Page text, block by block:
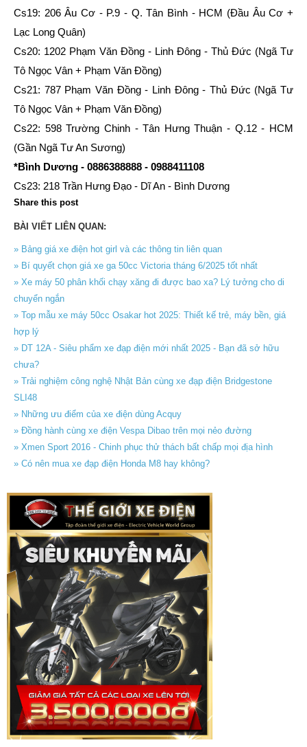
Cs19: 206 Âu Cơ - P.9 - Q. Tân Bình - HCM (Đầu Âu Cơ +
Lạc Long Quân)
Cs20: 1202 Phạm Văn Đồng - Linh Đông - Thủ Đức (Ngã Tư
Tô Ngọc Vân + Phạm Văn Đồng)
Cs21: 787 Phạm Văn Đồng - Linh Đông - Thủ Đức (Ngã Tư
Tô Ngọc Vân + Phạm Văn Đồng)
Cs22: 598 Trường Chinh - Tân Hưng Thuận - Q.12 - HCM
(Gần Ngã Tư An Sương)
*Bình Dương - 0886388888 - 0988411108
Cs23: 218 Trần Hưng Đạo - Dĩ An - Bình Dương
Share this post
BÀI VIẾT LIÊN QUAN:
» Bảng giá xe điện hot girl và các thông tin liên quan
» Bí quyết chọn giá xe ga 50cc Victoria tháng 6/2025 tốt nhất
» Xe máy 50 phân khối chạy xăng đi được bao xa? Lý tưởng cho di
chuyển ngắn
» Top mẫu xe máy 50cc Osakar hot 2025: Thiết kế trẻ, máy bền, giá
hợp lý
» DT 12A - Siêu phẩm xe đạp điện mới nhất 2025 - Bạn đã sở hữu
chưa?
» Trải nghiệm công nghệ Nhật Bản cùng xe đạp điện Bridgestone
SLI48
» Những ưu điểm của xe điện dùng Acquy
» Đồng hành cùng xe điện Vespa Dibao trên mọi nẻo đường
» Xmen Sport 2016 - Chinh phục thử thách bất chấp mọi địa hình
» Có nên mua xe đạp điện Honda M8 hay không?